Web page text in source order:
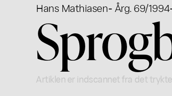
Hans Mathiasen- Årg. 69/
Artiklen er indscannet fra det